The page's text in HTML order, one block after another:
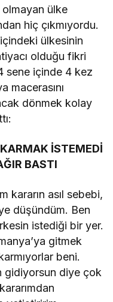
olmayan ülke
hiç çıkmıyordu.
ülkesinin
olduğu fikri
sene içinde 4 kez
macerasını
dönmek kolay
İSTEMEDİ
BASTI
kararın asıl sebebi,
düşündüm. Ben
istediği bir yer.
gitmek
beni.
gidiyorsun diye çok